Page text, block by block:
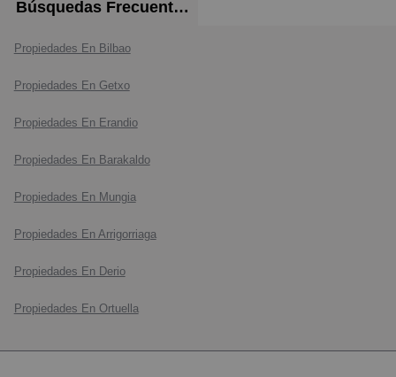
Búsquedas Frecuentes
Propiedades En Bilbao
Propiedades En Getxo
Propiedades En Erandio
Propiedades En Barakaldo
Propiedades En Mungia
Propiedades En Arrigorriaga
Propiedades En Derio
Propiedades En Ortuella